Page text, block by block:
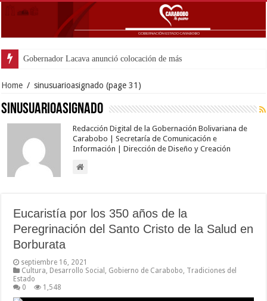
Gobernador Lacava anunció colocación de más de mil 500
Home / sinusuarioasignado (page 31)
sinusuarioasignado
Redacción Digital de la Gobernación Bolivariana de
Carabobo | Secretaría de Comunicación e
Información | Dirección de Diseño y Creación
Eucaristía por los 350 años de la
Peregrinación del Santo Cristo de la Salud en
Borburata
septiembre 16, 2021
Cultura Desarrollo Social Gobierno de Carabobo Tradiciones del
Estado
0
1,548